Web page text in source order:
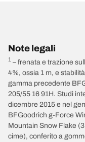
Note legali
1 – frenata e trazione
4%, ossia 1 m, e
gamma precedente
205/55 16 91H. Studi
dicembre 2015 e nel
BFGoodrich g-Force
Mountain Snow Flake
cime), conferito a